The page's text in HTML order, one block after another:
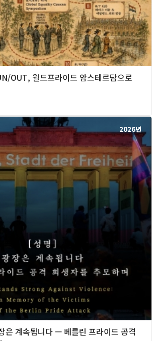
OUT, 월드프라이드 암스테르담으로
2026년
계속됩니다 — 베를린 프라이드 공격